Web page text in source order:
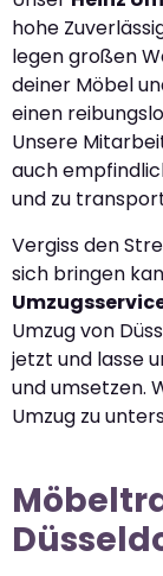
hohe
legen großen
deiner Möbel
einen
Unsere
auch
und zu
Vergiss den
sich bringen
Umzug von
jetzt und lasse
und umsetzen.
Umzug zu